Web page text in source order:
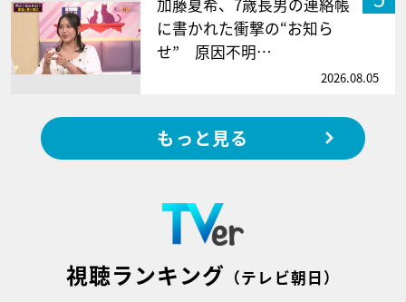
加藤夏希、7歳長男の連絡帳
に書かれた衝撃の“お知ら
せ” 原因不明…
2026.08.05
もっと見る
視聴ランキング （テレビ朝日）